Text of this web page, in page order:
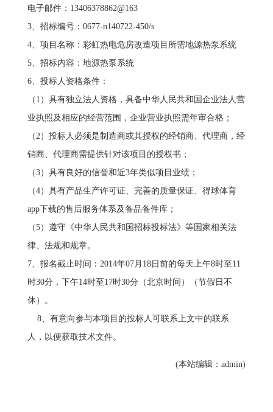
电子邮件：13406378862@163
3、招标编号：0677-n140722-450/s
4、项目名称：彩虹热电危房改造项目所需地源热泵系统
5、招标内容：地源热泵系统
6、投标人资格条件：
（1）具有独立法人资格，具备中华人民共和国企业法人营
业执照及相应的经营范围，企业营业执照需年审合格；
（2）投标人必须是制造商或其授权的经销商、代理商，经
销商、代理商需提供针对该项目的授权书；
（3）具有良好的信誉和近3年类似项目业绩；
（4）具有产品生产许可证、完善的质量保证、得球体育
app下载的售后服务体系及备品备件库；
（5）遵守《中华人民共和国招标投标法》等国家相关法
律、法规和规章。
7、报名截止时间：2014年07月18日前的每天上午8时至11
时30分，下午14时至17时30分（北京时间）（节假日不
休）。
8、有意向参与本项目的投标人可联系上文中的联系
人，以便获取技术文件。
(本站编辑：admin)